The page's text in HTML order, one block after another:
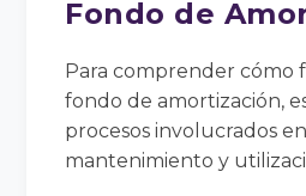
Fondo de
Para comprender cómo
fondo de amortización,
procesos involucrados
mantenimiento y